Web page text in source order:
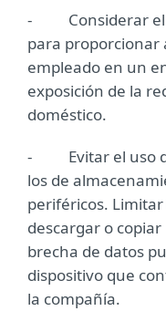
- Considerar el
para proporcionar
empleado en un
exposición de la
doméstico.
- Evitar el uso
los de
periféricos.
descargar o
brecha de datos
dispositivo que
la compañía.